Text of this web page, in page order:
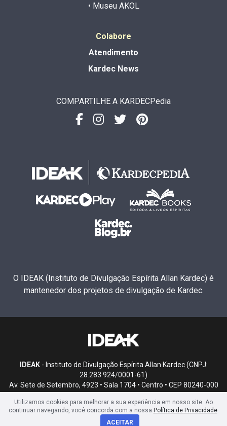
• Museu AKOL
Colabore
Atendimento
Kardec News
COMPARTILHE A KARDECPedia
O IDEAK (Instituto de Divulgação Espírita Allan Kardec) é
mantenedor dos projetos de divulgação de Kardec.
IDEAK- Instituto de Divulgação Espírita Allan Kardec (CNPJ:
28.283.924/0001-61)
Av. Sete de Setembro, 4923 • Sala 1704 • Centro • CEP 80240-000
Utilizamos cookies para melhorar a sua experiência em nosso site. Ao
continuar navegando, você concorda com a nossa Política de Privacidade.
ACEITAR